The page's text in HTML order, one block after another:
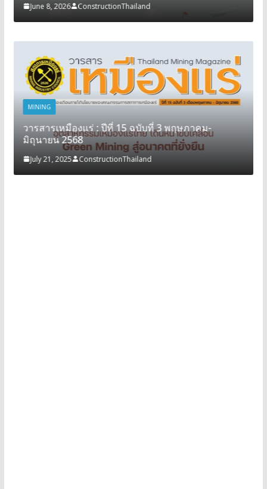
June 8, 2026 ConstructionThailand
MINING
วารสารเหมืองแร่ : ปีที่ 15 ฉบับที่ 3 พฤษภาคม-
มิถุนายน 2568
July 21, 2025 ConstructionThailand